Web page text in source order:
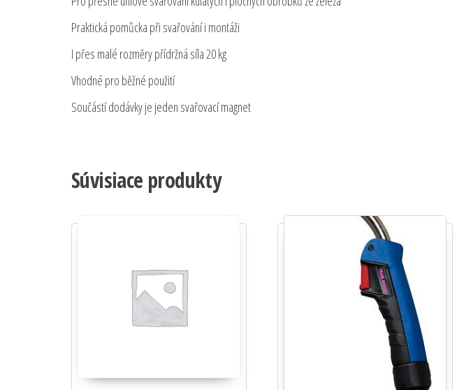
Praktická pomůcka při svařování i montáži
I přes malé rozměry přídržná síla 20 kg
Vhodné pro běžné použití
Součástí dodávky je jeden svařovací magnet
Súvisiace produkty